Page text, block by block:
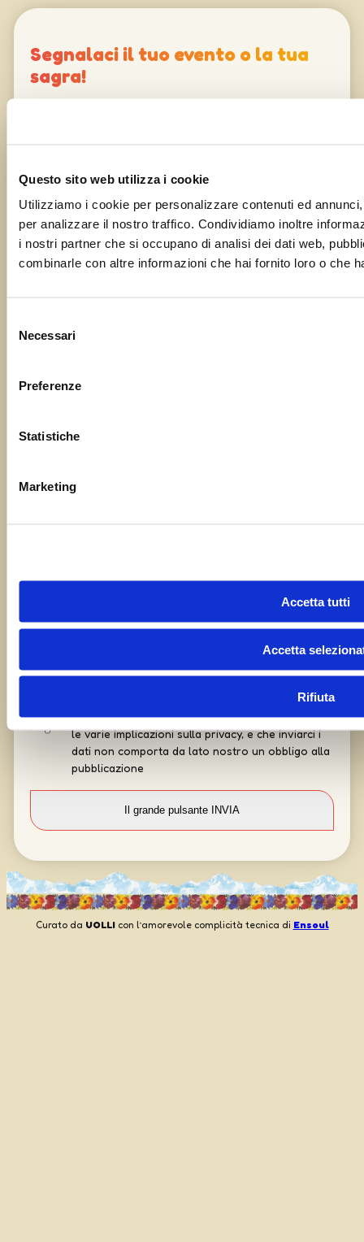
Questo sito web utilizza i cookie
Utilizziamo i cookie per personalizzare contenuti ed
per analizzare il nostro traffico. Condividiamo inoltre
i nostri partner che si occupano di analisi dei dati web,
combinarle con altre informazioni che hai fornito loro o che
delNecessari
Preferenze
Statistiche
Marketing
Accetta tutti
Accetta
Rifiuta
Segnalaci il tuo evento o la tua
sagra!
Capisco che i miei dati vengono trattati con cura e
le varie implicazioni sulla privacy, e che inviarci i
dati non comporta da lato nostro un obbligo alla
pubblicazione
Curato da UOLLIcon l’amorevole complicità tecnica di Ensoul